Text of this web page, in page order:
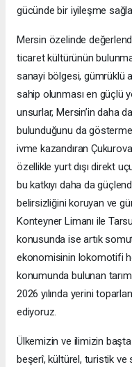
gücünde bir iyileşme
Mersin özelinde
ticaret kültürünün
sanayi bölgesi, gümrüklü
sahip olunması en güçlü
unsurlar, Mersin’in daha
bulunduğunu da
ivme kazandıran Çukurova
özellikle yurt dışı direkt
bu katkıyı daha da
belirsizliğini koruyan ve
Konteyner Limanı ile
konusunda ise artık
ekonomisinin lokomotifi
konumunda bulunan
2026 yılında yerini
ediyoruz.
Ülkemizin ve ilimizin
beşerî, kültürel, turistik